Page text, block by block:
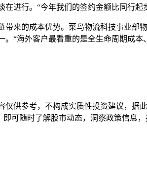
进行。“今年我们的签约金额比同行
带来的成本优势。菜鸟物流科技事业
“海外客户最看重的是全生命周期成
供参考，不构成实质性投资建议，据
可随时了解股市动态，洞察政策信息，